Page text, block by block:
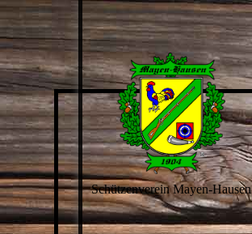
Schützenverein Mayen-Hausen